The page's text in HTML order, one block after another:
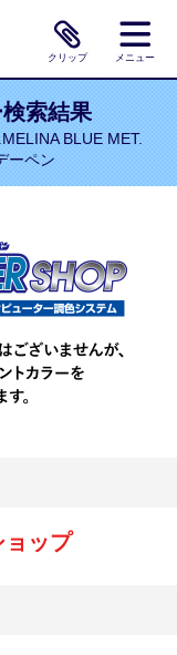
クリップ メニュー
索結果
BLUE MET.
ーペン
ョップ